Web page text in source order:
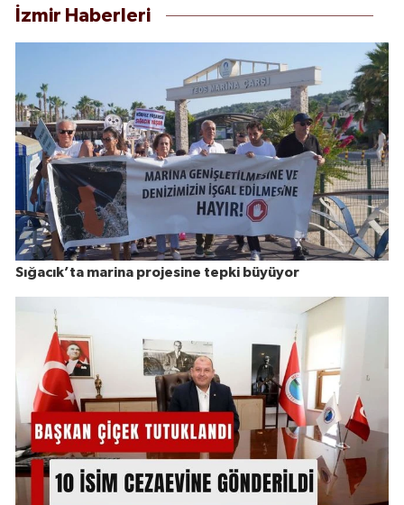
İzmir Haberleri
Sığacık’ta marina projesine tepki büyüyor